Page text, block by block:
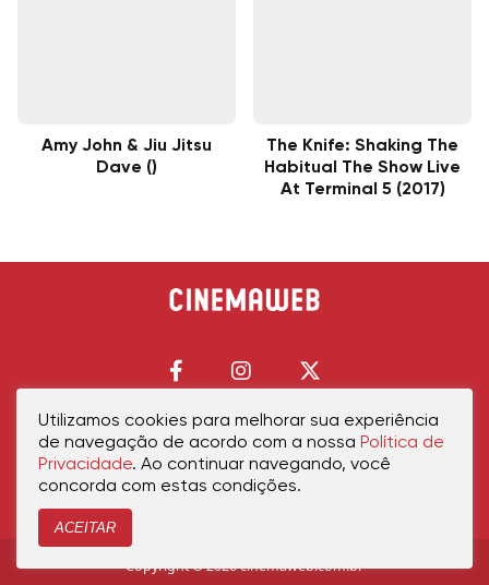
Amy John & Jiu Jitsu
Dave ()
The Knife: Shaking The
Habitual The Show Live
At Terminal 5 (2017)
InícioPolítica de PrivacidadePolítica de CookiesContato
Copyright © 2026 cinemaweb.com.br
Utilizamos cookies para melhorar sua experiência
de navegação de acordo com a nossa Política de
Privacidade. Ao continuar navegando, você
concorda com estas condições.
ACEITAR